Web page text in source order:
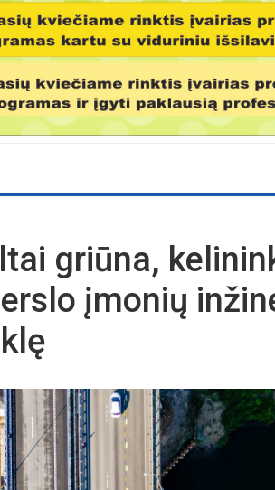
griūna,
įmonių